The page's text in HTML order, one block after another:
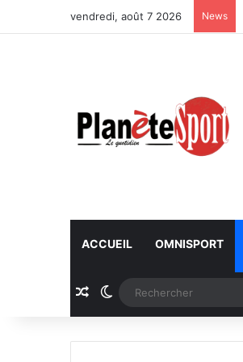
vendredi, août 7 2026 News
ACCUEIL OMNISPORT
Article Aléatoire
Switch skin